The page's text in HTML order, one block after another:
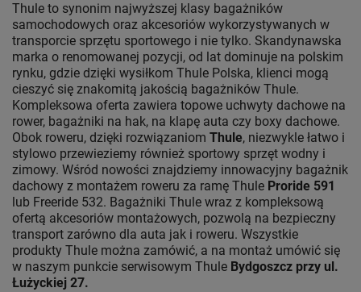
Thule to synonim najwyższej klasy bagażników
samochodowych oraz akcesoriów wykorzystywanych w
transporcie sprzętu sportowego i nie tylko. Skandynawska
marka o renomowanej pozycji, od lat dominuje na polskim
rynku, gdzie dzięki wysiłkom Thule Polska, klienci mogą
cieszyć się znakomitą jakością bagażników Thule.
Kompleksowa oferta zawiera topowe uchwyty dachowe na
rower, bagażniki na hak, na klapę auta czy boxy dachowe.
Obok roweru, dzięki rozwiązaniom Thule, niezwykle łatwo i
stylowo przewieziemy również sportowy sprzęt wodny i
zimowy. Wśród nowości znajdziemy innowacyjny bagażnik
dachowy z montażem roweru za ramę Thule Proride 591
lub Freeride 532. Bagażniki Thule wraz z kompleksową
ofertą akcesoriów montażowych, pozwolą na bezpieczny
transport zarówno dla auta jak i roweru. Wszystkie
produkty Thule można zamówić, a na montaż umówić się
w naszym punkcie serwisowym Thule Bydgoszcz przy ul.
Łużyckiej 27.